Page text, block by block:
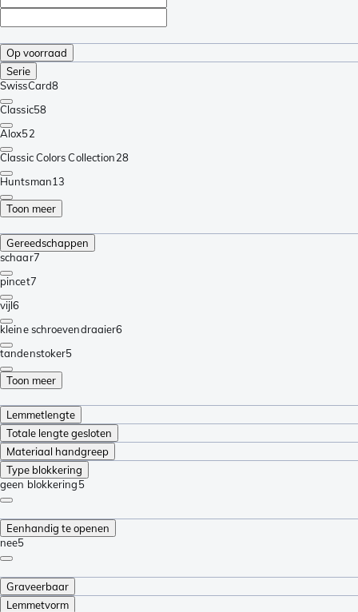
Op voorraad
Serie
SwissCard8
Classic58
Alox52
Classic Colors Collection28
Huntsman13
Toon meer
Gereedschappen
schaar7
pincet7
vijl6
kleine schroevendraaier6
tandenstoker5
Toon meer
Lemmetlengte
Totale lengte gesloten
Materiaal handgreep
Type blokkering
geen blokkering5
Eenhandig te openen
nee5
Graveerbaar
Lemmetvorm